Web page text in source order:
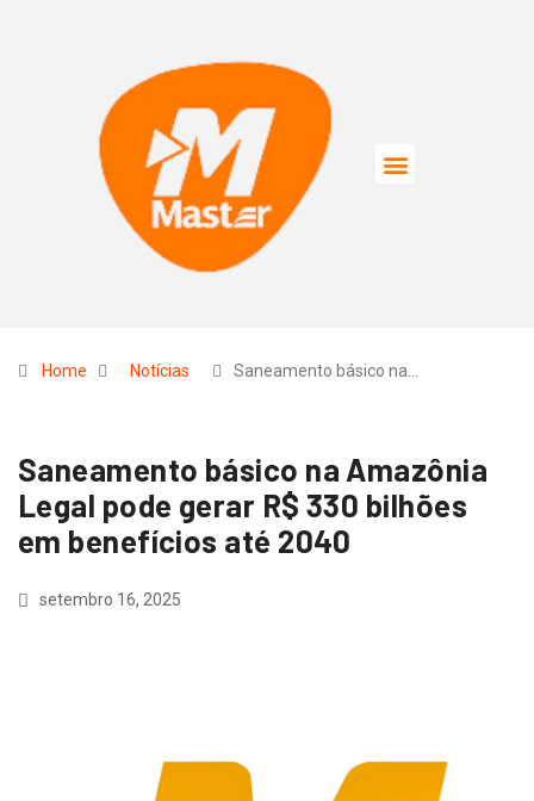
Home Notícias Saneamento básico na…
Saneamento básico na Amazônia
Legal pode gerar R$ 330 bilhões
em benefícios até 2040
setembro 16, 2025